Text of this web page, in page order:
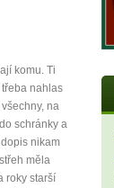
komu. Ti
nahlas
na
schránky a
nikam
měla
roky starší